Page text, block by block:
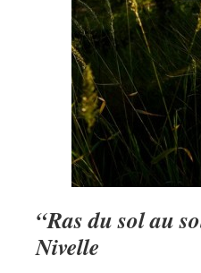
“Ras du sol au
Nivelle